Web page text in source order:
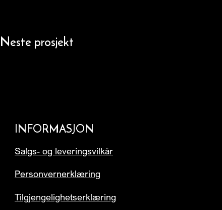
Neste prosjekt
INFORMASJON
Salgs- og leveringsvilkår
Personvernerklæring
Tilgjengelighetserklæring